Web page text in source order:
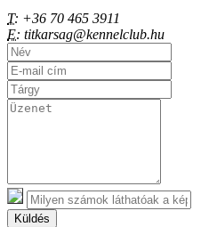
T: +36 70 465 3911
E: titkarsag@kennelclub.hu
Küldés